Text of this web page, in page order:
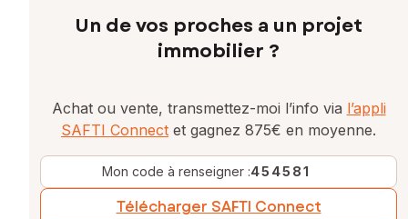
Un de vos proches a un projet
immobilier ?
Achat ou vente, transmettez-moi l’info via l’appli
SAFTI Connect et gagnez 875€ en moyenne.
Mon code à renseigner :454581
Télécharger SAFTI Connect